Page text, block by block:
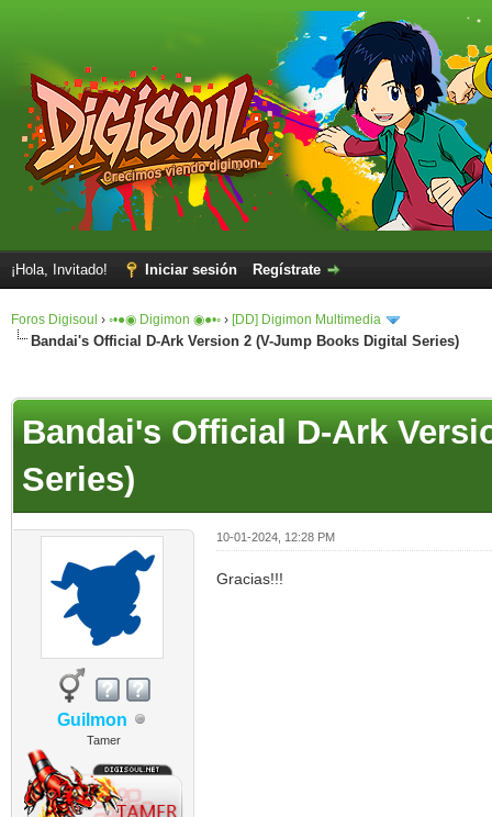
¡Hola, Invitado! Iniciar sesión Regístrate
Foros Digisoul › ◦•●◉ Digimon ◉●•◦ › [DD] Digimon Multimedia
Bandai's Official D-Ark Version 2 (V-Jump Books Digital Series)
Bandai's Official D-Ark
Series)
Guilmon
Tamer
10-01-2024, 12:28 PM
Gracias!!!